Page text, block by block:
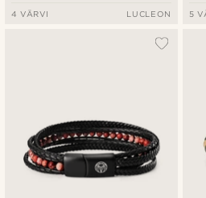
4 VÄRVI LUCLEON 5